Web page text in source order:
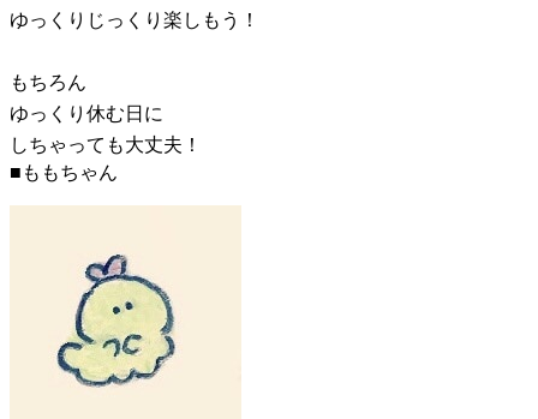
ゆっくりじっくり楽しもう！
もちろん
ゆっくり休む日に
しちゃっても大丈夫！
■ももちゃん